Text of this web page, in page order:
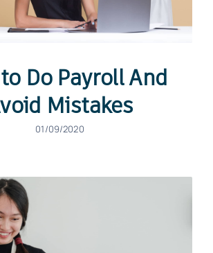
Do Payroll And
Mistakes
01/09/2020